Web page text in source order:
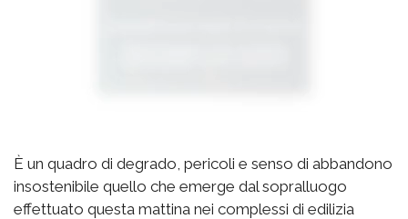
È un quadro di degrado, pericoli e senso di abbandono
insostenibile quello che emerge dal sopralluogo
effettuato questa mattina nei complessi di edilizia